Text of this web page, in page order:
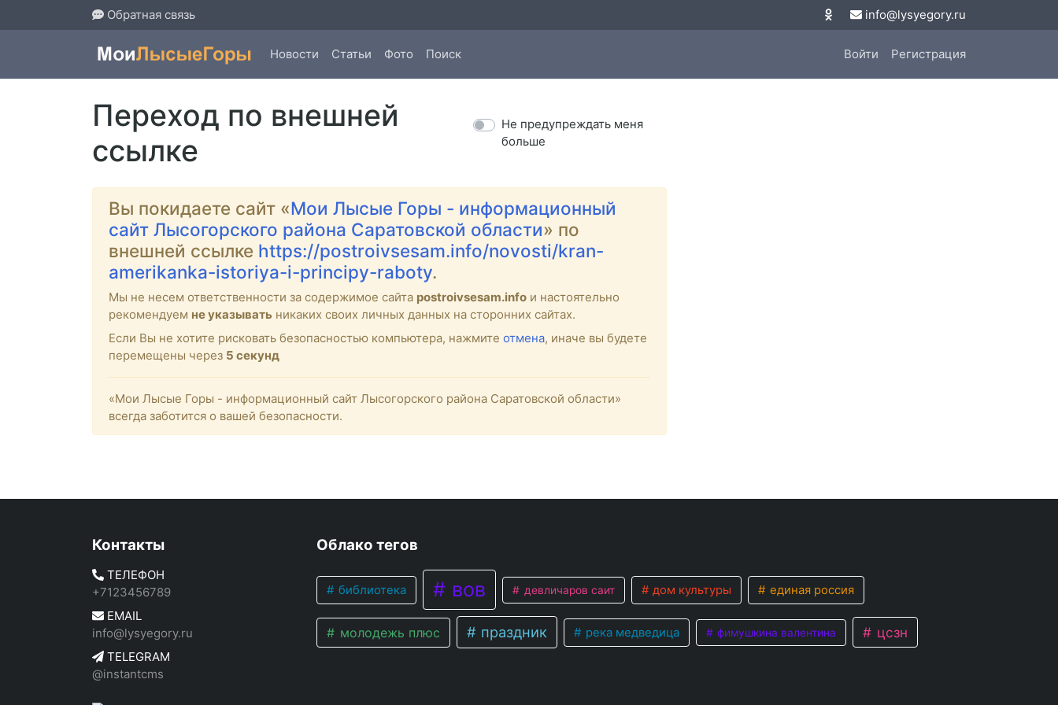
Обратная связь info@lysyegory.ru
Новости Статьи Фото Поиск Войти Регистрация
Переход по внешней
ссылке
Не предупреждать меня
больше
Вы покидаете сайт «Мои Лысые Горы - информационный
сайт Лысогорского района Саратовской области» по
внешней ссылке https://postroivsesam.info/novosti/kran-
amerikanka-istoriya-i-principy-raboty.
Мы не несем ответственности за содержимое сайта postroivsesam.info и настоятельно
рекомендуем не указывать никаких своих личных данных на сторонних сайтах.
Если Вы не хотите рисковать безопасностью компьютера, нажмите отмена, иначе вы будете
перемещены через 4 секунд
«Мои Лысые Горы - информационный сайт Лысогорского района Саратовской области»
всегда заботится о вашей безопасности.
Контакты
ТЕЛЕФОН
+7123456789
EMAIL
info@lysyegory.ru
TELEGRAM
@instantcms
Облако тегов
библиотека вов девличаров саит дом культуры единая россия
молодежь плюс праздник река медведица фимушкина валентина цсзн